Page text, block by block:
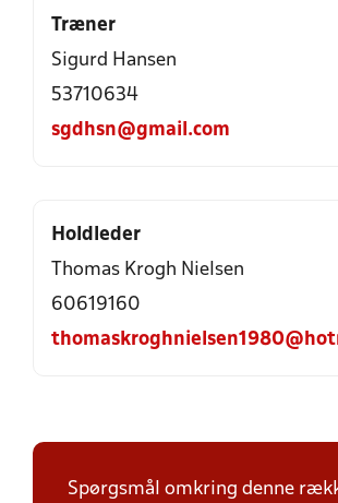
Træner
Sigurd Hansen
53710634
sgdhsn@gmail.com
Holdleder
Thomas Krogh Nielsen
60619160
Spørgsmål omkring denne